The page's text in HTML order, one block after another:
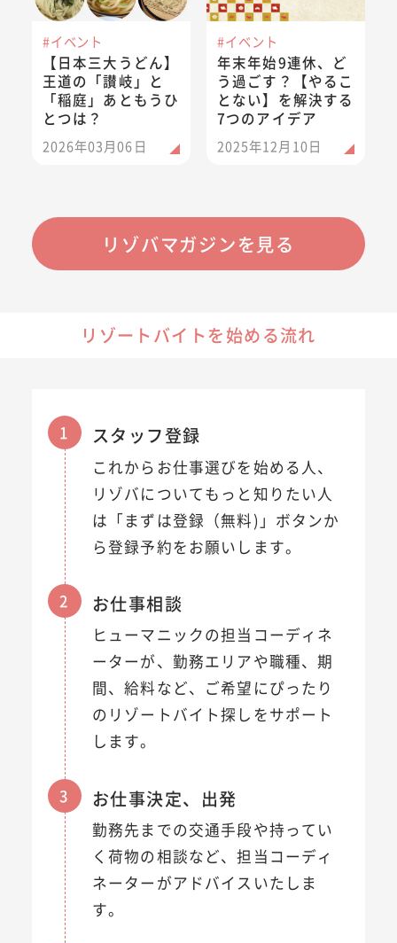
#イベント
【日本三大うどん】
王道の「讃岐」と
「稲庭」あともうひ
とつは？
2026年03月06日
#イベント
年末年始9連休、ど
う過ごす？【やるこ
とない】を解決する
7つのアイデア
2025年12月10日
リゾバマガジンを見る
リゾートバイトを始める流れ
1 スタッフ登録
これからお仕事選びを始める人、
リゾバについてもっと知りたい人
は「まずは登録（無料)」ボタンか
ら登録予約をお願いします。
2 お仕事相談
ヒューマニックの担当コーディネ
ーターが、勤務エリアや職種、期
間、給料など、ご希望にぴったり
のリゾートバイト探しをサポート
します。
3 お仕事決定、出発
勤務先までの交通手段や持ってい
く荷物の相談など、担当コーディ
ネーターがアドバイスいたしま
す。